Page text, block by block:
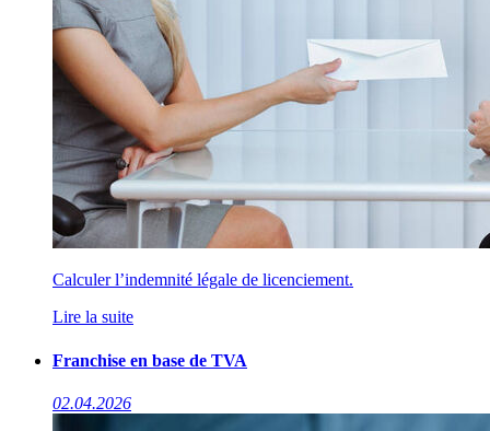
Calculer l’indemnité légale de licenciement.
Lire la suite
Franchise en base de TVA
02.04.2026